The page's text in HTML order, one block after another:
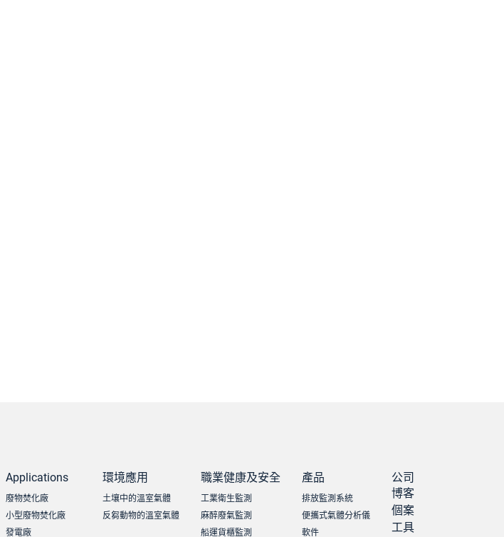
Applications
廢物焚化廠
小型廢物焚化廠
發電廠
環境應用
土壤中的溫室氣體
反芻動物的溫室氣體
職業健康及安全
工業衛生監測
麻醉廢氣監測
船運貨櫃監測
產品
排放監測系統
便攜式氣體分析儀
軟件
公司
博客
個案
工具